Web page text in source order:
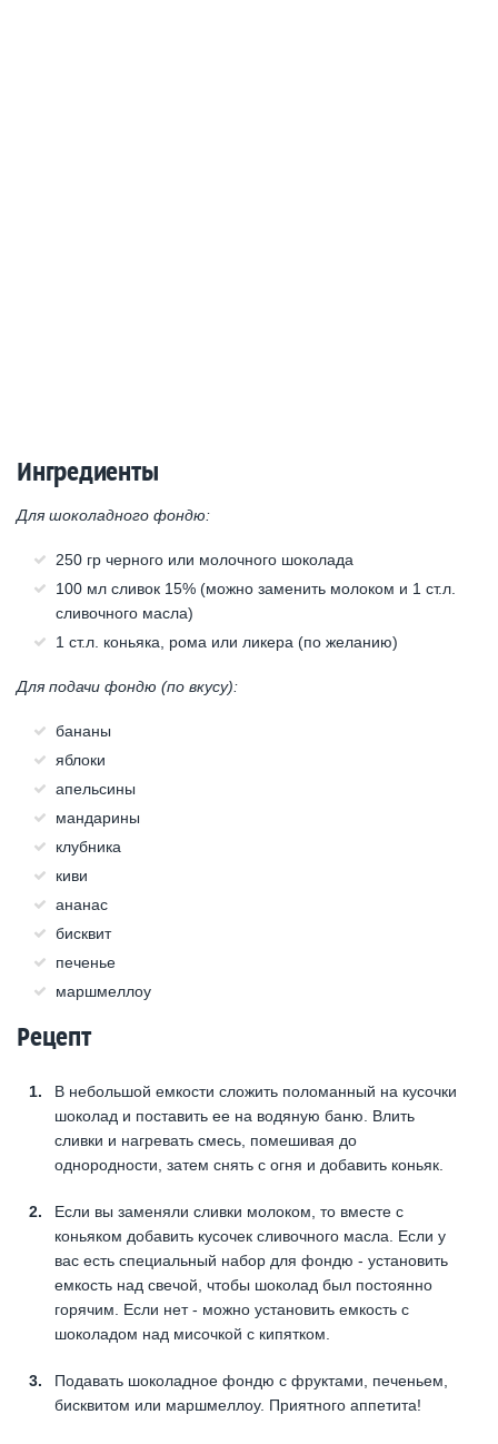
Ингредиенты
Для шоколадного фондю:
250 гр черного или молочного шоколада
100 мл сливок 15% (можно заменить молоком и 1 ст.л.
сливочного масла)
1 ст.л. коньяка, рома или ликера (по желанию)
Для подачи фондю (по вкусу):
бананы
яблоки
апельсины
мандарины
клубника
киви
ананас
бисквит
печенье
маршмеллоу
Рецепт
В небольшой емкости сложить поломанный на кусочки
шоколад и поставить ее на водяную баню. Влить
сливки и нагревать смесь, помешивая до
однородности, затем снять с огня и добавить коньяк.
Если вы заменяли сливки молоком, то вместе с
коньяком добавить кусочек сливочного масла. Если у
вас есть специальный набор для фондю - установить
емкость над свечой, чтобы шоколад был постоянно
горячим. Если нет - можно установить емкость с
шоколадом над мисочкой с кипятком.
Подавать шоколадное фондю с фруктами, печеньем,
бисквитом или маршмеллоу. Приятного аппетита!